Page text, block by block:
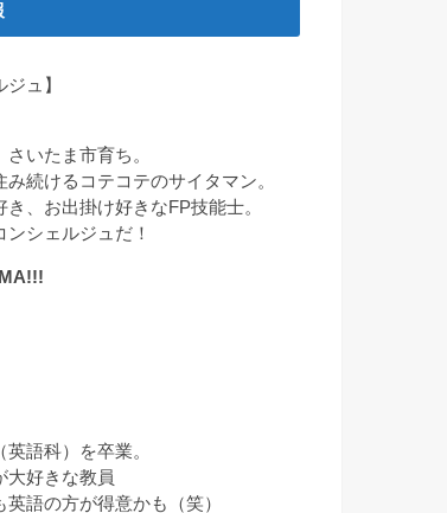
ジュ】
いたま市育ち。
み続けるコテコテのサイタマン。
き、お出掛け好きなFP技能士。
ンシェルジュだ！
語科）を卒業。
大好きな教員
英語の方が得意かも（笑）